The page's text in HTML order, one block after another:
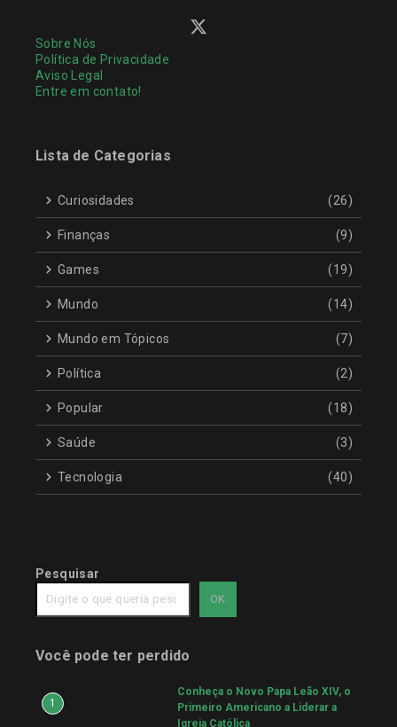
Sobre Nós
Política de Privacidade
Aviso Legal
Entre em contato!
Lista de Categorias
Curiosidades (26)
Finanças (9)
Games (19)
Mundo (14)
Mundo em Tópicos (7)
Política (2)
Popular (18)
Saúde (3)
Tecnologia (40)
Pesquisar
OK
Você pode ter perdido
1
Conheça o Novo Papa Leão XIV, o
Primeiro Americano a Liderar a
Igreja Católica